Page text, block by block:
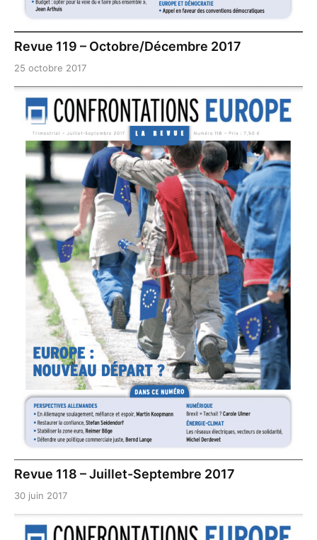
Revue 119 – Octobre/Décembre 2017
25 octobre 2017
Revue 118 – Juillet-Septembre 2017
30 juin 2017